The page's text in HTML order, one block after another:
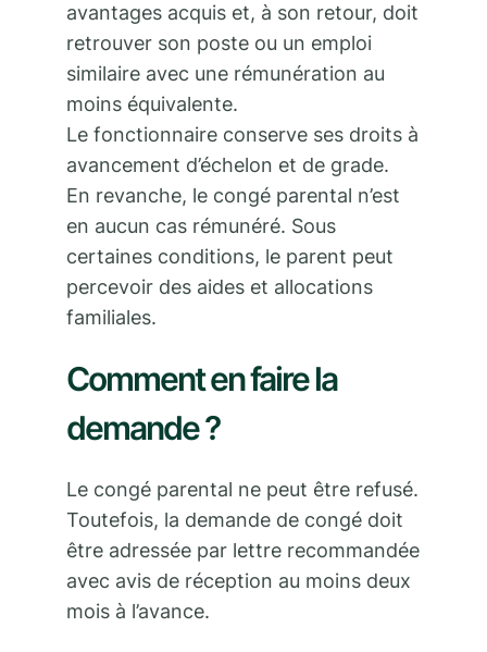
avantages acquis et, à son retour, doit
retrouver son poste ou un emploi
similaire avec une rémunération au
moins équivalente.
Le fonctionnaire conserve ses droits à
avancement d’échelon et de grade.
En revanche, le congé parental n’est
en aucun cas rémunéré. Sous
certaines conditions, le parent peut
percevoir des aides et allocations
familiales.
Comment en faire la
demande ?
Le congé parental ne peut être refusé.
Toutefois, la demande de congé doit
être adressée par lettre recommandée
avec avis de réception au moins deux
mois à l’avance.